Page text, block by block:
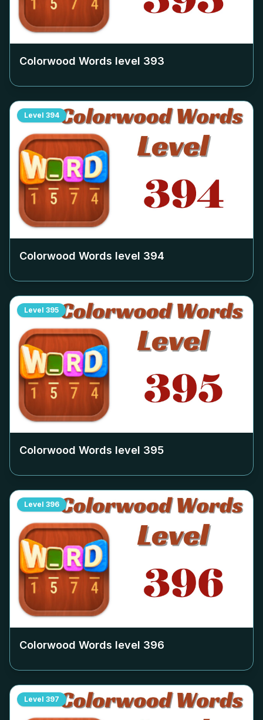
Colorwood Words level 393
Level 394
Colorwood Words level 394
Level 395
Colorwood Words level 395
Level 396
Colorwood Words level 396
Level 397